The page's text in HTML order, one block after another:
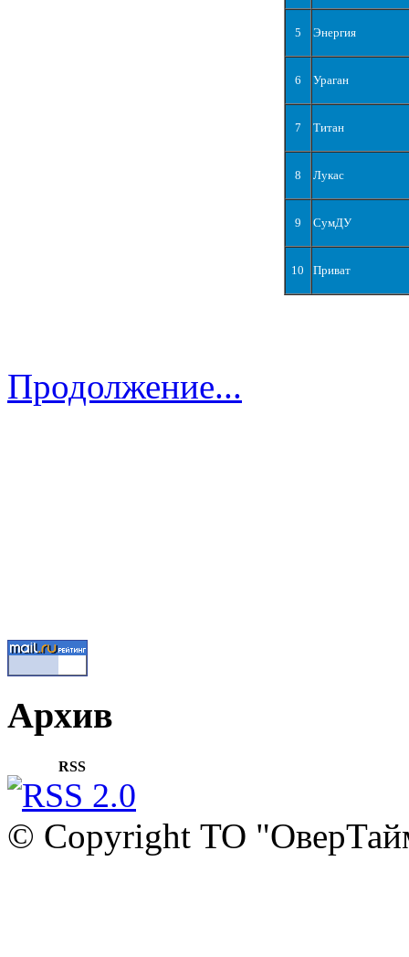
5 Энергия
6 Ураган
7 Титан
8 Лукас
9 СумДУ
10 Приват
Продолжение...
Архив
RSS
© Copyright ТО